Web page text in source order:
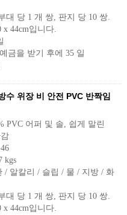
대 당 1 개 쌍, 판지 당 10 쌍.
x 44cm입니다.
금을 받기 후에 35 일
수 위장 비 안전 PVC 반짝임
PVC 어퍼 및 솔, 쉽게 말린
kgs
/ 알칼리 / 슬립 / 물 / 지방 / 화
대 당 1 개 쌍, 판지 당 10 쌍.
x 44cm입니다.